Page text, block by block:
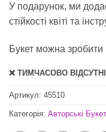
У подарунок, ми
стійкості квіті та
Букет можна зробити
❌ ТИМЧАСОВО
Артикул: 45510
Категорія: Авторські